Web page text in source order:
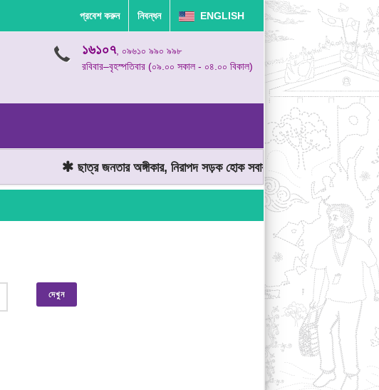
প্রবেশ করুন নিবন্ধন ENGLISH
১৬১০৭, ০৯৬১০ ৯৯০ ৯৯৮
রবিবার–বৃহস্পতিবার (০৯.০০ সকাল - ০৪.০০ বিকাল)
ছাত্র জনতার অঙ্গীকার, নিরাপদ সড়ক হোক সবার মোটরযান চালানোর সময়
দেখুন